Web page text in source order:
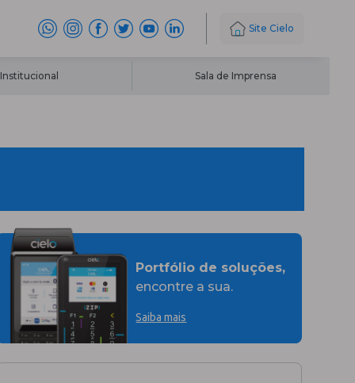
Site Cielo
Institucional Sala de Imprensa
Portfólio de soluções,
encontre a sua.
Saiba mais